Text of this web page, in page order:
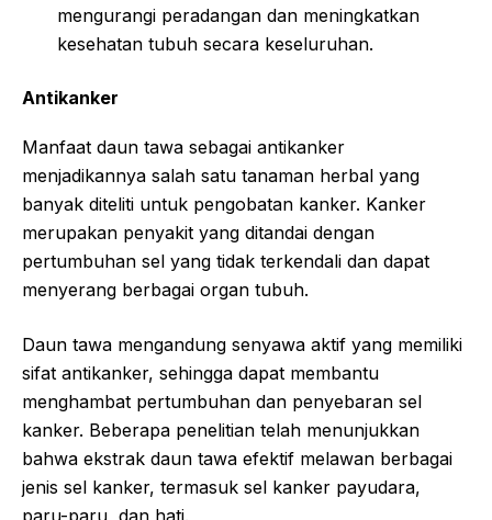
mengurangi peradangan dan meningkatkan
kesehatan tubuh secara keseluruhan.
Antikanker
Manfaat daun tawa sebagai antikanker
menjadikannya salah satu tanaman herbal yang
banyak diteliti untuk pengobatan kanker. Kanker
merupakan penyakit yang ditandai dengan
pertumbuhan sel yang tidak terkendali dan dapat
menyerang berbagai organ tubuh.
Daun tawa mengandung senyawa aktif yang memiliki
sifat antikanker, sehingga dapat membantu
menghambat pertumbuhan dan penyebaran sel
kanker. Beberapa penelitian telah menunjukkan
bahwa ekstrak daun tawa efektif melawan berbagai
jenis sel kanker, termasuk sel kanker payudara,